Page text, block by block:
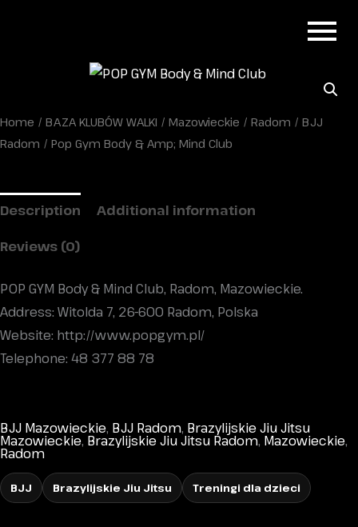
Home / BAZA KLUBÓW WALKI / Mazowieckie / Radom / BJJ
Radom / Pop Gym Body & Amp; Mind Club
Description Additional information
Reviews (0)
POP GYM Body & Mind Club, Radom, Mazowieckie.
Address: Witolda 7, 26-600 Radom, Polska
Website: http://www.popgym.pl/
Telephone: 48 377 88 78
BJJ Mazowieckie, BJJ Radom, Brazylijskie Jiu Jitsu
Mazowieckie, Brazylijskie Jiu Jitsu Radom, Mazowieckie,
Radom
BJJ Brazylijskie Jiu Jitsu Treningi dla dzieci